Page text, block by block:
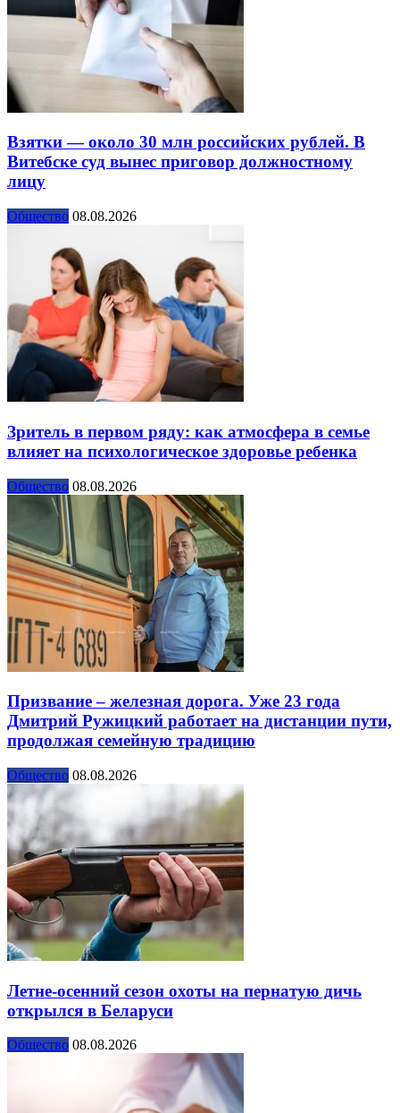
Взятки — около 30 млн российских рублей. В
Витебске суд вынес приговор должностному
лицу
Общество 08.08.2026
Зритель в первом ряду: как атмосфера в семье
влияет на психологическое здоровье ребенка
Общество 08.08.2026
Призвание – железная дорога. Уже 23 года
Дмитрий Ружицкий работает на дистанции пути,
продолжая семейную традицию
Общество 08.08.2026
Летне-осенний сезон охоты на пернатую дичь
открылся в Беларуси
Общество 08.08.2026